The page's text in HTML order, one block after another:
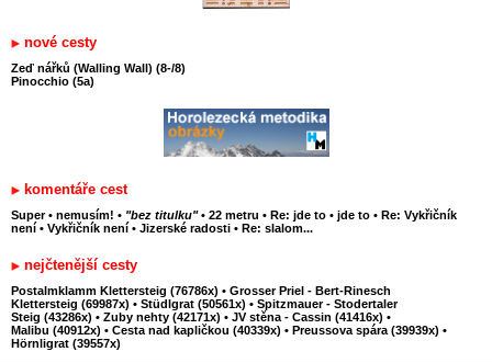
nové cesty
Zeď nářků (Walling Wall) (8-/8)
Pinocchio (5a)
komentáře cest
Super • nemusím! • "bez titulku" • 22 metru • Re: jde to • jde to • Re: Vykřičník
není • Vykřičník není • Jizerské radosti • Re: slalom...
nejčtenější cesty
Postalmklamm Klettersteig (76786x) • Grosser Priel - Bert-Rinesch
Klettersteig (69987x) • Stüdlgrat (50561x) • Spitzmauer - Stodertaler
Steig (43286x) • Zuby nehty (42171x) • JV stěna - Cassin (41416x) •
Malibu (40912x) • Cesta nad kapličkou (40339x) • Preussova spára (39939x) •
Hörnligrat (39557x)